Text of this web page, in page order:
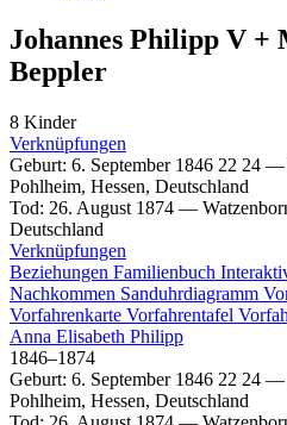
Johannes Philipp V +
Beppler
8 Kinder
Verknüpfungen
Geburt: 6. September 1846 22 24 —
Pohlheim, Hessen, Deutschland
Tod: 26. August 1874 —
Deutschland
Verknüpfungen
Beziehungen Familienbuch
Nachkommen Sanduhrdiagramm
Vorfahrenkarte Vorfahrentafel
Anna Elisabeth Philipp
1846–1874
Geburt: 6. September 1846 22 24 —
Pohlheim, Hessen, Deutschland